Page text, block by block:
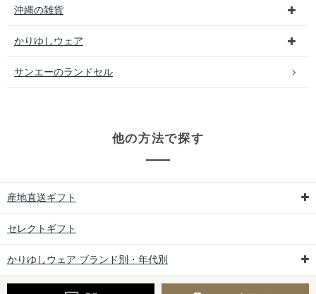
沖縄の雑貨
かりゆしウェア
サンエーのランドセル
他の方法で探す
産地直送ギフト
セレクトギフト
かりゆしウェア ブランド別・年代別